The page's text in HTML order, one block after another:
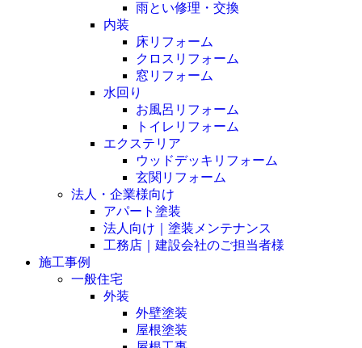
雨とい修理・交換
内装
床リフォーム
クロスリフォーム
窓リフォーム
水回り
お風呂リフォーム
トイレリフォーム
エクステリア
ウッドデッキリフォーム
玄関リフォーム
法人・企業様向け
アパート塗装
法人向け｜塗装メンテナンス
工務店｜建設会社のご担当者様
施工事例
一般住宅
外装
外壁塗装
屋根塗装